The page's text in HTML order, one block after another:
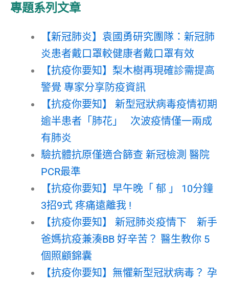
專題系列文章
【新冠肺炎】袁國勇研究團隊：新冠肺
炎患者戴口罩較健康者戴口罩有效
【抗疫你要知】梨木樹再現確診需提高
警覺 專家分享防疫資訊
【抗疫你要知】 新型冠狀病毒疫情初期
逾半患者「肺花」 次波疫情僅一兩成
有肺炎
驗抗體抗原僅適合篩查 新冠檢測 醫院
PCR最準
【抗疫你要知】早午晚「 郁 」 10分鐘
3招9式 疼痛遠離我 !
【抗疫你要知】 新冠肺炎疫情下 新手
爸媽抗疫兼湊BB 好辛苦？ 醫生教你 5
個照顧錦囊
【抗疫你要知】無懼新型冠狀病毒？ 孕